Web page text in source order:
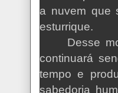
a nuvem que
esturrique.
Desse
continuará
tempo e
sabedoria